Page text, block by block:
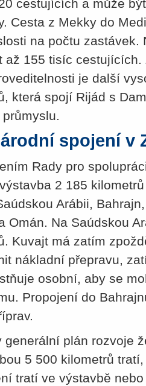
cestujících a může
Cesta z Mekky do
na počtu zastávek.
až 155 tisíc
je další
která spojí Rijád s
spojení v
Rady pro
2 185
Arábii,
Omán. Na Saúdskou
Kuvajt má zatím
nákladní přepravu,
osobní, aby se
Propojení do
generální plán rozvoje
5 500 kilometrů
tratí ve výstavbě